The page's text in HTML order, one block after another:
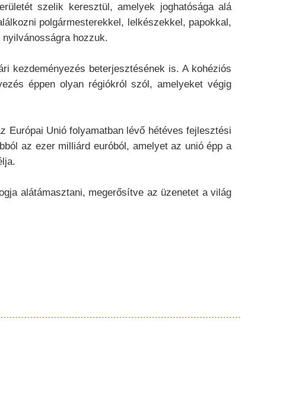
szelik keresztül, amelyek joghatósága alá
polgármesterekkel, lelkészekkel, papokkal,
hozzuk.
kezdeményezés beterjesztésének is. A kohéziós
éppen olyan régiókról szól, amelyeket végig
Európai Unió folyamatban lévő hétéves fejlesztési
az ezer milliárd euróból, amelyet az unió épp a
alátámasztani, megerősítve az üzenetet a világ